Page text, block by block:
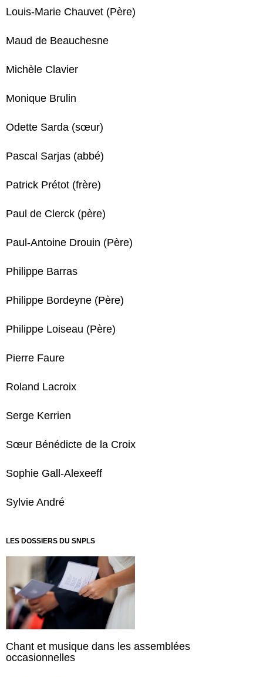
Louis-Marie Chauvet (Père)
Maud de Beauchesne
Michèle Clavier
Monique Brulin
Odette Sarda (sœur)
Pascal Sarjas (abbé)
Patrick Prétot (frère)
Paul de Clerck (père)
Paul-Antoine Drouin (Père)
Philippe Barras
Philippe Bordeyne (Père)
Philippe Loiseau (Père)
Pierre Faure
Roland Lacroix
Serge Kerrien
Sœur Bénédicte de la Croix
Sophie Gall-Alexeeff
Sylvie André
LES DOSSIERS DU SNPLS
Chant et musique dans les assemblées
occasionnelles